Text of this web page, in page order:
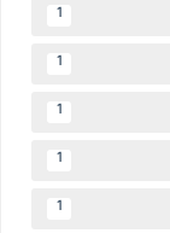
1
1
1
1
1